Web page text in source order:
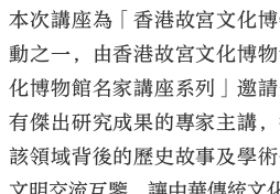
本次講座為「香港故宮文化
動之一，由香港故宮文化博
化博物館名家講座系列」邀
有傑出研究成果的專家主講
該領域背後的歷史故事及學